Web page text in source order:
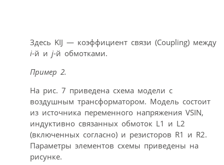
Здесь KIJ — коэффициент связи (Coupling) между
i-й и j-й обмотками.
Пример 2.
На рис. 7 приведена схема модели с
воздушным трансформатором. Модель состоит
из источника переменного напряжения VSIN,
индуктивно связанных обмоток L1 и L2
(включенных согласно) и резисторов R1 и R2.
Параметры элементов схемы приведены на
рисунке.